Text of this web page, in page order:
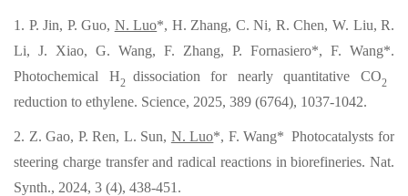
1. P. Jin, P. Guo, N. Luo*, H. Zhang, C. Ni, R. Chen, W. Liu, R.
Li, J. Xiao, G. Wang, F. Zhang, P. Fornasiero*, F. Wang*.
Photochemical H2 dissociation for nearly quantitative CO2
reduction to ethylene. Science, 2025, 389 (6764), 1037-1042.
2. Z. Gao, P. Ren, L. Sun, N. Luo*, F. Wang* Photocatalysts for
steering charge transfer and radical reactions in biorefineries. Nat.
Synth., 2024, 3 (4), 438-451.